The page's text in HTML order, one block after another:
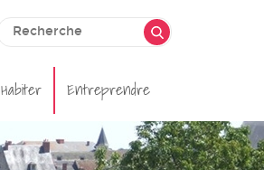
Habiter Entreprendre